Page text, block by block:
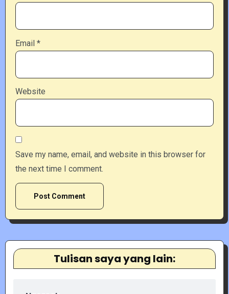
Email *
Website
Save my name, email, and website in this browser for
the next time I comment.
Tulisan saya yang lain: